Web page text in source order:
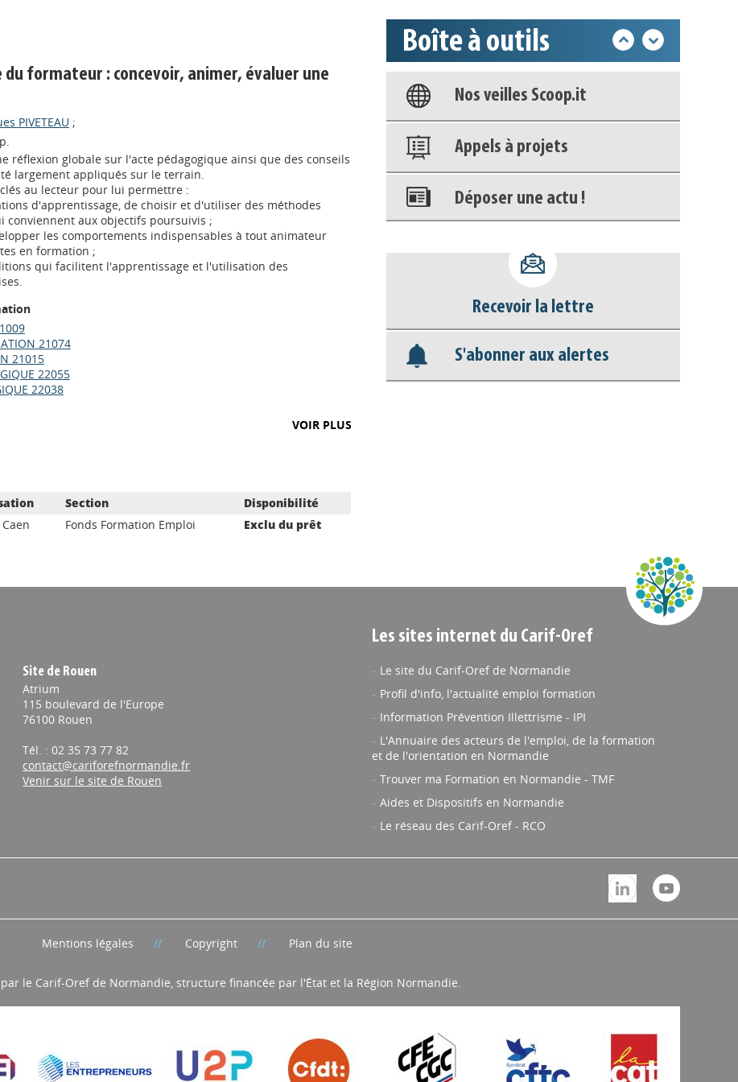
du formateur : concevoir, animer, évaluer une
PIVETEAU ;
réflexion globale sur l'acte pédagogique ainsi que des conseils
largement appliqués sur le terrain.
au lecteur pour lui permettre :
d'apprentissage, de choisir et d'utiliser des méthodes
conviennent aux objectifs poursuivis ;
les comportements indispensables à tout animateur
en formation ;
qui facilitent l'apprentissage et l'utilisation des
21074
21015
22055
22038
VOIR PLUS
Section
Disponibilité
Fonds Formation Emploi Exclu du prêt
Boîte à outils
Base documentaire
Nos veilles Scoop.it
Appels à projets
Déposer une actu !
déconnecter)
Base documentaire
Nos veilles Scoop.it
Recevoir la lettre
S'abonner aux alertes
Site de Rouen
Atrium
115 boulevard de l'Europe
76100 Rouen
Tél. : 02 35 73 77 82
contact@cariforefnormandie.fr
Venir sur le site de Rouen
Les sites internet du Carif-Oref
Le site du Carif-Oref de Normandie
Profil d'info, l'actualité emploi formation
Information Prévention Illettrisme - IPI
L'Annuaire des acteurs de l'emploi, de la formation
et de l'orientation en Normandie
Trouver ma Formation en Normandie - TMF
Aides et Dispositifs en Normandie
Le réseau des Carif-Oref - RCO
Mentions légales Copyright Plan du site
le Carif-Oref de Normandie, structure financée par l'État et la Région Normandie.